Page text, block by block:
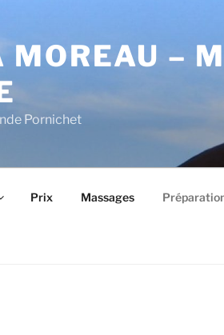
MOREAU –
Pornichet
Prix Massages